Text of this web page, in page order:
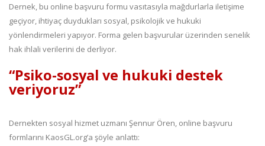
Dernek, bu online başvuru formu vasıtasıyla mağdurlarla iletişime
geçiyor, ihtiyaç duydukları sosyal, psikolojik ve hukuki
yönlendirmeleri yapıyor. Forma gelen başvurular üzerinden senelik
hak ihlali verilerini de derliyor.
“Psiko-sosyal ve hukuki destek
veriyoruz”
Dernekten sosyal hizmet uzmanı Şennur Ören, online başvuru
formlarını KaosGL.org’a şöyle anlattı: